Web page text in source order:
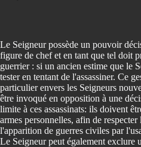
Le Seigneur possède un pouvoir
figure de chef et en tant que tel doit
guerrier : si un ancien estime que le
tester en tentant de l'assassiner. Ce
particulier envers les Seigneurs
être invoqué en opposition à une
limite à ces assassinats: ils doivent
armes personnelles, afin de
l'apparition de guerres civiles par
Le Seigneur peut également exclure